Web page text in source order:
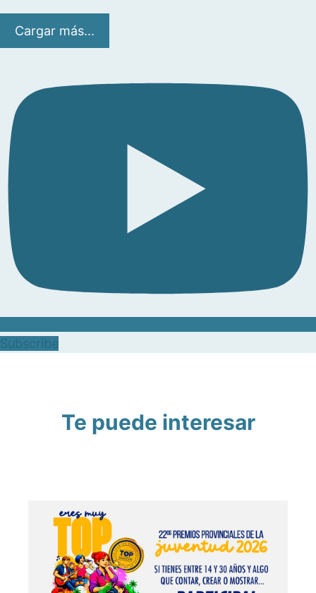
Cargar más...
Te puede interesar